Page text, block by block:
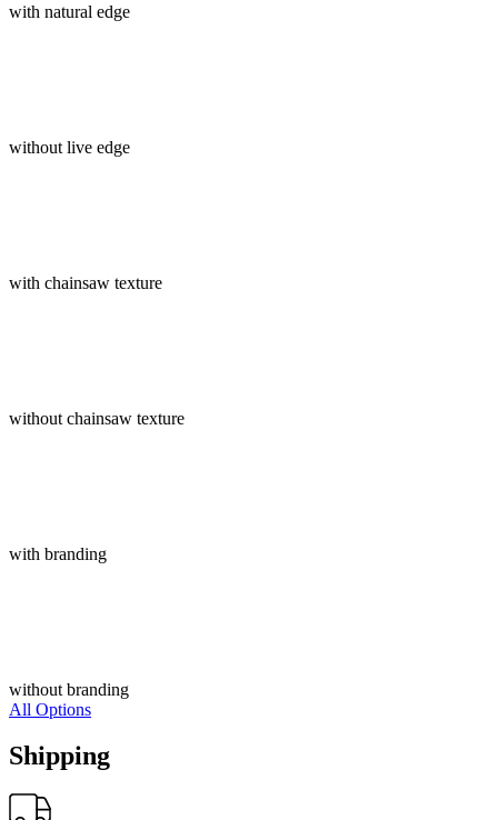
with natural edge
without live edge
with chainsaw texture
without chainsaw texture
with branding
without branding
All Options
Shipping